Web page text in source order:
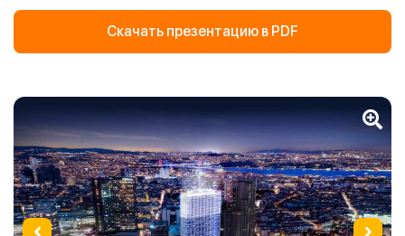
Скачать презентацию в PDF